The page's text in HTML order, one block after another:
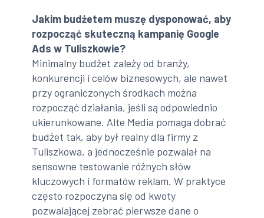
Jakim budżetem muszę dysponować, aby
rozpocząć skuteczną kampanię Google
Ads w Tuliszkowie?
Minimalny budżet zależy od branży,
konkurencji i celów biznesowych, ale nawet
przy ograniczonych środkach można
rozpocząć działania, jeśli są odpowiednio
ukierunkowane. Alte Media pomaga dobrać
budżet tak, aby był realny dla firmy z
Tuliszkowa, a jednocześnie pozwalał na
sensowne testowanie różnych słów
kluczowych i formatów reklam. W praktyce
często rozpoczyna się od kwoty
pozwalającej zebrać pierwsze dane o